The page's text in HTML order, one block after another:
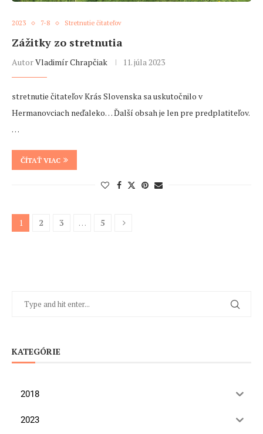
2023 7-8 Stretnutie čitateľov
Zážitky zo stretnutia
AutorVladimír Chrapčiak 11. júla 2023
stretnutie čitateľov Krás Slovenska sa uskutočnilo v
Hermanovciach neďaleko… Ďalší obsah je len pre predplatiteľov.
…
ČÍTAŤ VIAC
1 2 3 … 5
KATEGÓRIE
2018
2023